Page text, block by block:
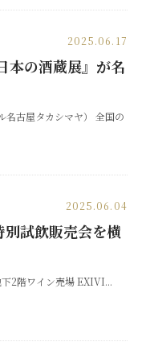
2025.06.17
本の酒蔵展』が名
名古屋タカシマヤ） 全国の
2025.06.04
試飲販売会を横
2階ワイン売場 EXIVI...